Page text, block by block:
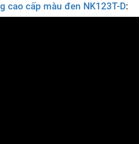
cao cấp màu đen NK123T-D: